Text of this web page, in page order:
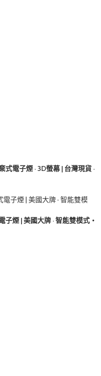
電子煙 · 3D螢幕 | 台灣現貨 ·
煙 | 美國大牌 · 智能雙模式・